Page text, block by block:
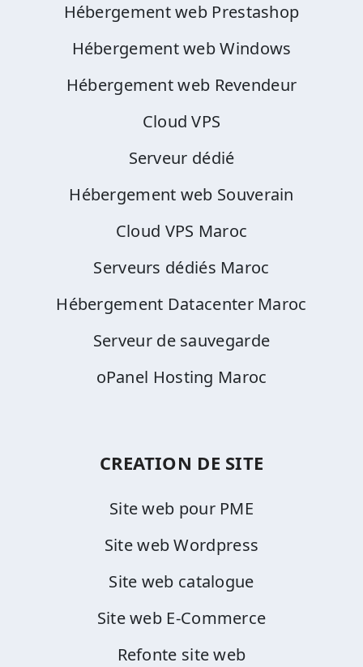
Hébergement web Prestashop
Hébergement web Windows
Hébergement web Revendeur
Cloud VPS
Serveur dédié
Hébergement web Souverain
Cloud VPS Maroc
Serveurs dédiés Maroc
Hébergement Datacenter Maroc
Serveur de sauvegarde
oPanel Hosting Maroc
CREATION DE SITE
Site web pour PME
Site web Wordpress
Site web catalogue
Site web E-Commerce
Refonte site web